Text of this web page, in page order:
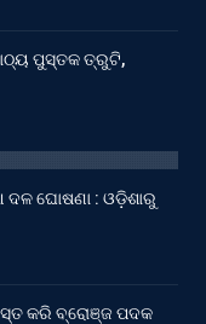
ପୁସ୍ତକ ତ୍ରୁଟି,
ଦଳ ଘୋଷଣା : ଓଡ଼ିଶାରୁ
କରି ବ୍ରୋଞ୍ଜ ପଦକ